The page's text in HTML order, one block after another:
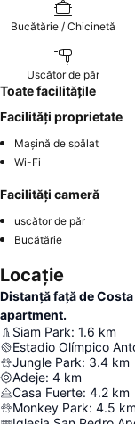
Bucătărie / Chicinetă
Uscător de păr
Toate facilitățile
Facilități proprietate
Mașină de spălat
Wi-Fi
Facilități cameră
uscător de păr
Bucătărie
Locație
Distanță față de
apartment.
Siam Park: 1.6 km
Estadio Olímpico
Jungle Park: 3.4 km
Adeje: 4 km
Casa Fuerte: 4.2 km
Monkey Park: 4.5 km